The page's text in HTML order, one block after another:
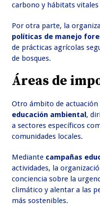
carbono y hábitats
Por otra parte, la
políticas de manejo
de prácticas agrícolas
de bosques.
Áreas de
Otro ámbito de
educación ambiental,
a sectores específicos
comunidades locales.
Mediante campañas
actividades, la
conciencia sobre la
climático y alentar a las
más sostenibles.